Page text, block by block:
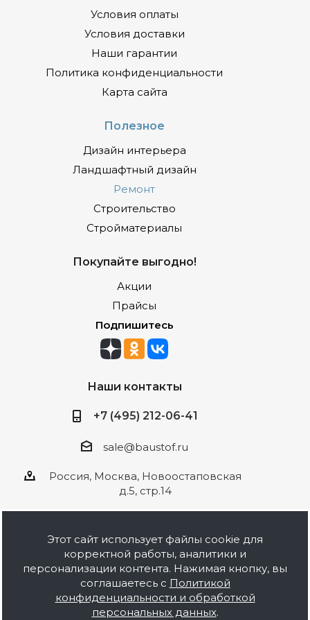
Условия оплаты
Условия доставки
Наши гарантии
Политика конфиденциальности
Карта сайта
Полезное
Дизайн интерьера
Ландшафтный дизайн
Ремонт
Строительство
Стройматериалы
Покупайте выгодно!
Акции
Прайсы
Подпишитесь
Наши контакты
+7 (495) 212-06-41
sale@baustof.ru
Россия, Москва, Новоостаповская
д.5, стр.14
2026 © ООО Баустов. Собственное
производство лакокрасочной продукции,
оптовая и розничная продажа строительных
материалов, комплектация объектов под ключ.
Этот сайт использует файлы cookie для
корректной работы, аналитики и
персонализации контента. Нажимая кнопку, вы
соглашаетесь с Политикой
конфиденциальности и обработкой
персональных данных.